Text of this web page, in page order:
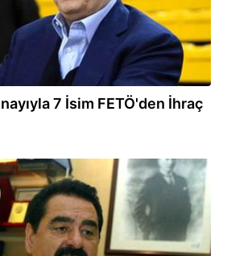
7 İsim FETÖ'den İhraç